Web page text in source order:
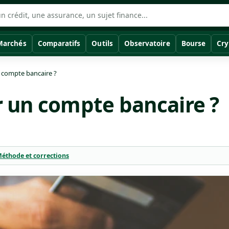
Comparatifs Outils Observatoire Bourse
bancaire ?
compte bancaire ?
et corrections